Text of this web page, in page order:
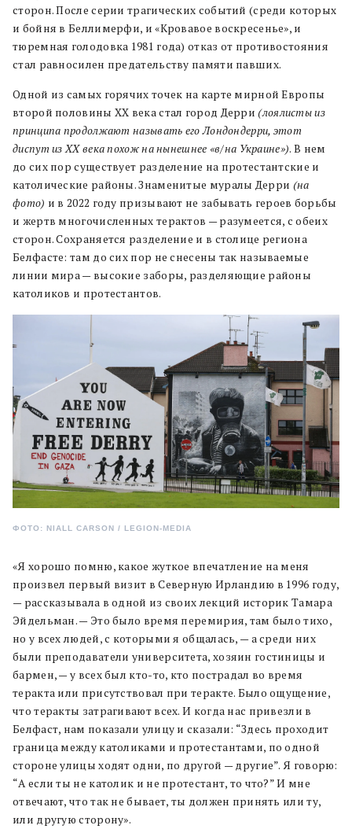
сторон. После серии трагических событий (среди которых
и бойня в Беллимерфи, и «Кровавое воскресенье», и
тюремная голодовка 1981 года) отказ от противостояния
стал равносилен предательству памяти павших.
Одной из самых горячих точек на карте мирной Европы
второй половины XX века стал город Дерри(лоялисты из
принципа продолжают называть его Лондондерри, этот
диспут из ХХ века похож на нынешнее «в/на Украине»). В нем
до сих пор существует разделение на протестантские и
католические районы. Знаменитые муралы Дерри (на
фото) и в 2022 году призывают не забывать героев борьбы
и жертв многочисленных терактов — разумеется, с обеих
сторон. Сохраняется разделение и в столице региона
Белфасте: там до сих пор не снесены так называемые
линии мира — высокие заборы, разделяющие районы
католиков и протестантов.
ФОТО: NIALL CARSON / LEGION-MEDIA
«Я хорошо помню, какое жуткое впечатление на меня
произвел первый визит в Северную Ирландию в 1996 году,
— рассказывала в одной из своих лекций историк Тамара
Эйдельман. — Это было время перемирия, там было тихо,
но у всех людей, с которыми я общалась, — а среди них
были преподаватели университета, хозяин гостиницы и
бармен, — у всех был кто-то, кто пострадал во время
теракта или присутствовал при теракте. Было ощущение,
что теракты затрагивают всех. И когда нас привезли в
Белфаст, нам показали улицу и сказали: “Здесь проходит
граница между католиками и протестантами, по одной
стороне улицы ходят одни, по другой — другие”. Я говорю:
“А если ты не католик и не протестант, то что?” И мне
отвечают, что так не бывает, ты должен принять или ту,
или другую сторону».